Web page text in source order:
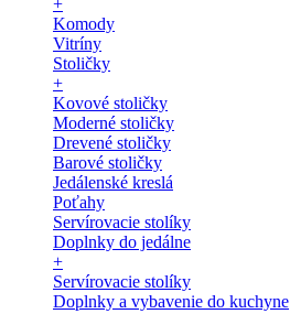
+
Komody
Vitríny
Stoličky
+
Kovové stoličky
Moderné stoličky
Drevené stoličky
Barové stoličky
Jedálenské kreslá
Poťahy
Servírovacie stolíky
Doplnky do jedálne
+
Servírovacie stolíky
Doplnky a vybavenie do kuchyne